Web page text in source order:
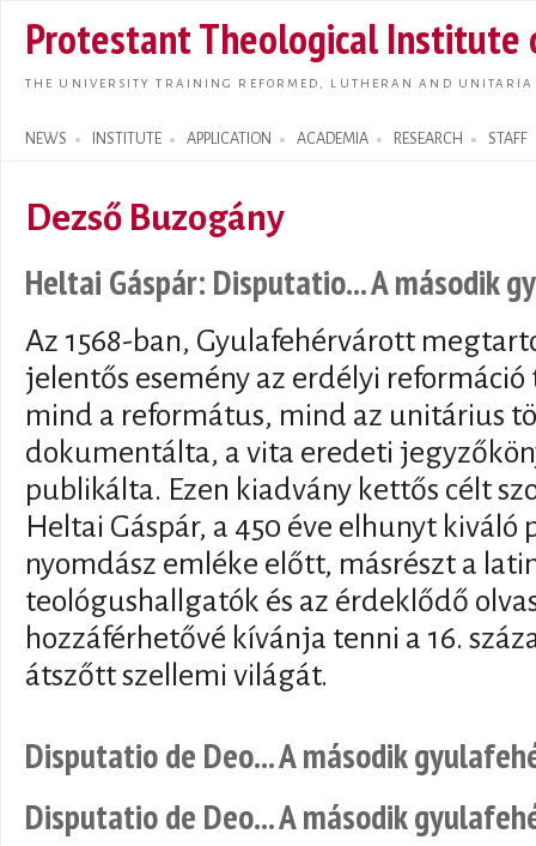
main
Protestant Theological Institute
THE UNIVERSITY TRAINING REFORMED, LUTHERAN AND
NEWS INSTITUTE APPLICATION ACADEMIA RESEARCH STAFF
Search form
Dezső Buzogány
Heltai Gáspár: Disputatio... A második
Az 1568-ban, Gyulafehérvárott
jelentős esemény az erdélyi
mind a református, mind az unitárius
dokumentálta, a vita eredeti
publikálta. Ezen kiadvány kettős célt
Heltai Gáspár, a 450 éve elhunyt kiváló
nyomdász emléke előtt, másrészt a
teológushallgatók és az érdeklődő
hozzáférhetővé kívánja tenni a 16.
átszőtt szellemi világát.
Disputatio de Deo... A második
Disputatio de Deo... A második